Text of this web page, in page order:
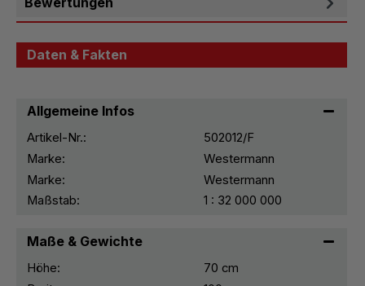
Daten & Fakten
Allgemeine Infos
Artikel-Nr.:
502012/F
Marke:
Westermann
Marke:
Westermann
Maßstab:
1 : 32 000 000
Maße & Gewichte
Höhe:
70 cm